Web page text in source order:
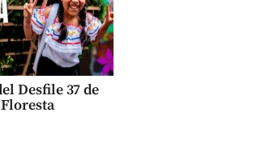
Desfile 37 de